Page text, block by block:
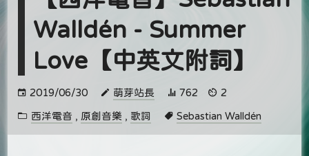
Walldén - Summer
Love【中英文附詞】
2019/06/30 萌芽站長 762 2
西洋電音 , 原創音樂 , 歌詞 Sebastian Walldén